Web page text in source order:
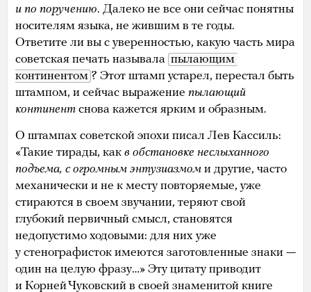
и по поручению. Далеко не все они сейчас понятны
носителям языка, не жившим в те годы.
Ответите ли вы с уверенностью, какую часть мира
советская печать называла пылающим
континентом ? Этот штамп устарел, перестал быть
штампом, и сейчас выражение пылающий
континент снова кажется ярким и образным.
О штампах советской эпохи писал Лев Кассиль:
«Такие тирады, как в обстановке неслыханного
подъема, с огромным энтузиазмом и другие, часто
механически и не к месту повторяемые, уже
стираются в своем звучании, теряют свой
глубокий первичный смысл, становятся
недопустимо ходовыми: для них уже
у стенографисток имеются заготовленные знаки —
один на целую фразу…» Эту цитату приводит
и Корней Чуковский в своей знаменитой книге